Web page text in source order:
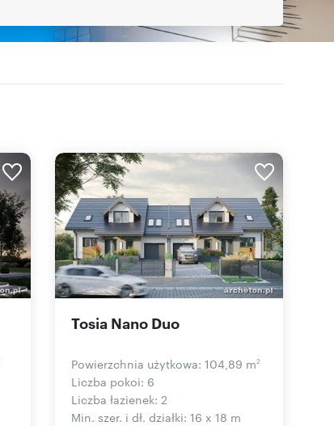
Tosia Nano Duo
Powierzchnia użytkowa: 104,89 m2
Liczba pokoi: 6
Liczba łazienek: 2
Min. szer. i dł. działki: 16 x 18 m